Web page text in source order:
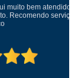
um ótimo
serviço muito bom